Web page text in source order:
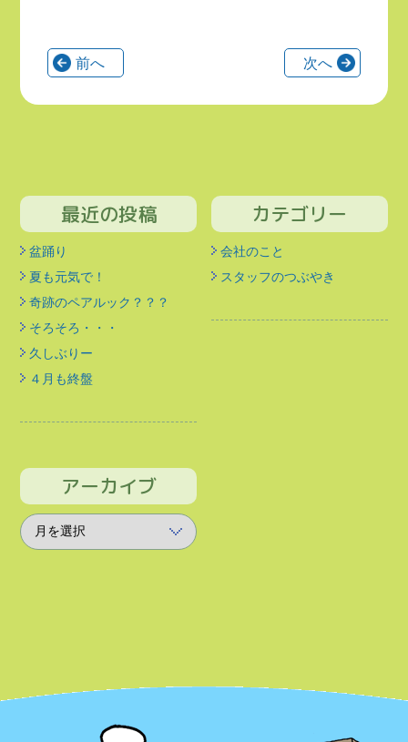
前へ 次へ
最近の投稿
盆踊り
夏も元気で！
奇跡のペアルック？？？
そろそろ・・・
久しぶりー
４月も終盤
カテゴリー
会社のこと
スタッフのつぶやき
アーカイブ